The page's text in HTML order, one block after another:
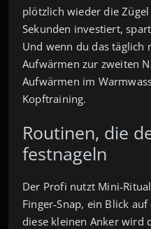
plötzlich wieder die
Sekunden investiert,
Und wenn du das täglich
Aufwärmen zur zweiten
Aufwärmen im
Kopftraining.
Routinen, die
festnageln
Der Profi nutzt
Finger‑Snap, ein Blick
diese kleinen Anker wird